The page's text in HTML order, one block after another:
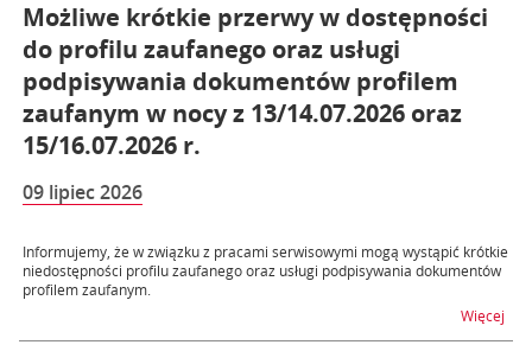
Możliwe krótkie przerwy w dostępności
do profilu zaufanego oraz usługi
podpisywania dokumentów profilem
zaufanym w nocy z 13/14.07.2026 oraz
15/16.07.2026 r.
09 lipiec 2026
Informujemy, że w związku z pracami serwisowymi mogą wystąpić krótkie
niedostępności profilu zaufanego oraz usługi podpisywania dokumentów
profilem zaufanym.
Więcej